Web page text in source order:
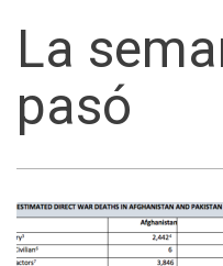
La
pasó